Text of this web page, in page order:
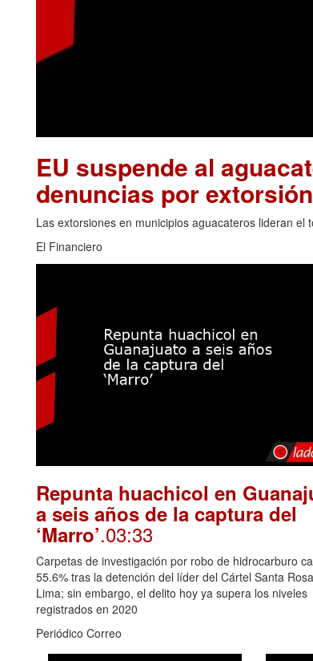
EU suspende al
denuncias por
Las extorsiones en municipios aguacateros lideran el
El Financiero
Repunta huachicol en
a seis años de la captura del
‘Marro’.03:33
Carpetas de investigación por robo de hidrocarburo
55.6% tras la detención del líder del Cártel Santa
Lima; sin embargo, el delito hoy ya supera los niveles
registrados en 2020
Periódico Correo